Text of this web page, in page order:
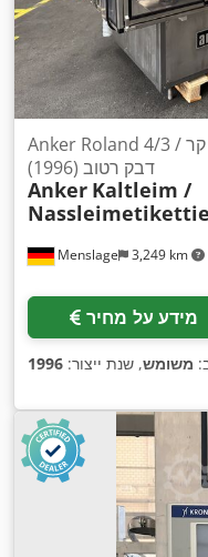
Menslage 3,249 km
Anker Roland 4/3 מדביק תוויות בדבק קר /
דבק רטוב (1996)
Anker Kaltleim /
מידע על מחיר
משומש, שנת ייצור: 1996